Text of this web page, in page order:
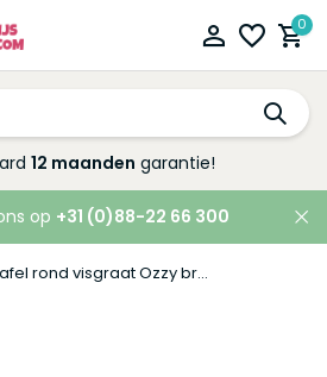
0
op +31 (0)88-22 66 300
rond visgraat Ozzy br...